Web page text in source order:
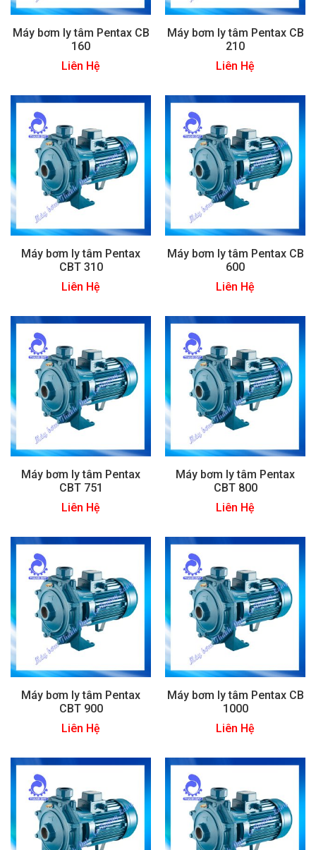
Máy bơm ly tâm Pentax CB
160
Liên Hệ
Máy bơm ly tâm Pentax CB
210
Liên Hệ
Máy bơm ly tâm Pentax
CBT 310
Liên Hệ
Máy bơm ly tâm Pentax CB
600
Liên Hệ
Máy bơm ly tâm Pentax
CBT 751
Liên Hệ
Máy bơm ly tâm Pentax
CBT 800
Liên Hệ
Máy bơm ly tâm Pentax
CBT 900
Liên Hệ
Máy bơm ly tâm Pentax CB
1000
Liên Hệ